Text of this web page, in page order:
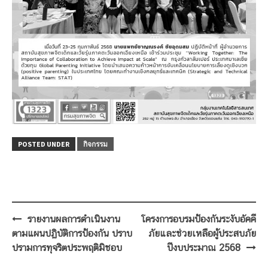
POSTED UNDER กิจกรรม
Post
navigation
รายงานผลการดำเนินงาน
ตามแผนปฏิบัติการป้องกัน ปราบ
ปรามการทุจริตประพฤติมิชอบ
โครงการอบรมป้องกันระงับอัคคี
ภัยและช่วยเหลือผู้ประสบภัย
ปีงบประมาณ 2568